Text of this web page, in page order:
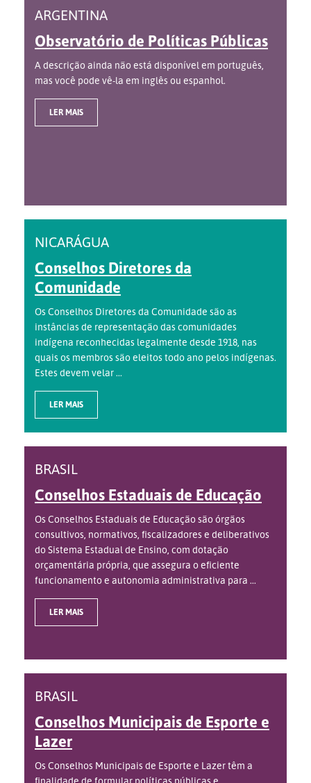
ARGENTINA
Observatório de Políticas Públicas
A descrição ainda não está disponível em português,
mas você pode vê-la em inglês ou espanhol.
LER MAIS
NICARÁGUA
Conselhos Diretores da
Comunidade
Os Conselhos Diretores da Comunidade são as
instâncias de representação das comunidades
indígena reconhecidas legalmente desde 1918, nas
quais os membros são eleitos todo ano pelos indígenas.
Estes devem velar ...
LER MAIS
BRASIL
Conselhos Estaduais de Educação
Os Conselhos Estaduais de Educação são órgãos
consultivos, normativos, fiscalizadores e deliberativos
do Sistema Estadual de Ensino, com dotação
orçamentária própria, que assegura o eficiente
funcionamento e autonomia administrativa para ...
LER MAIS
BRASIL
Conselhos Municipais de Esporte e
Lazer
Os Conselhos Municipais de Esporte e Lazer têm a
finalidade de formular políticas públicas e